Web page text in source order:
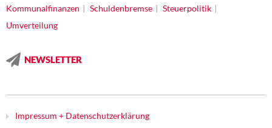
Kommunalfinanzen
Schuldenbremse
Steuerpolitik
Umverteilung
NEWSLETTER
Impressum + Datenschutzerklärung